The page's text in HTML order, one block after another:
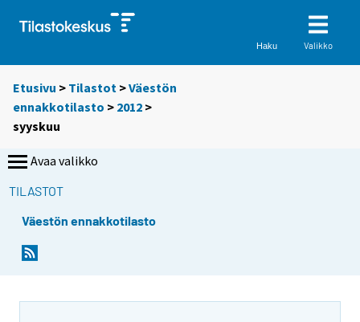
Haku Valikko
Etusivu > Tilastot >Väestön
ennakkotilasto > 2012 >
syyskuu
Avaa valikko
TILASTOT
Väestön ennakkotilasto